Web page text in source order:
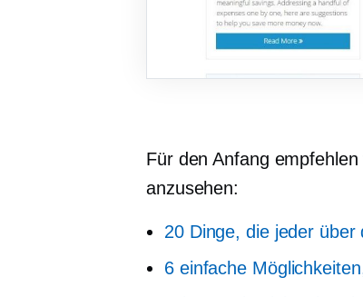
Für den Anfang
anzusehen:
20 Dinge, die jeder
6 einfache